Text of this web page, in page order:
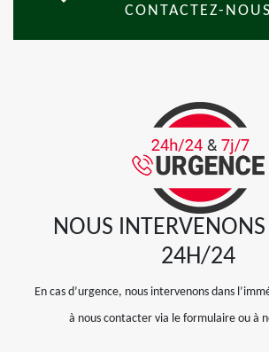
CONTACTEZ-NOUS
NOUS
24H/24
En cas d’urgence, nous intervenons dans
à nous contacter via le formulaire ou à